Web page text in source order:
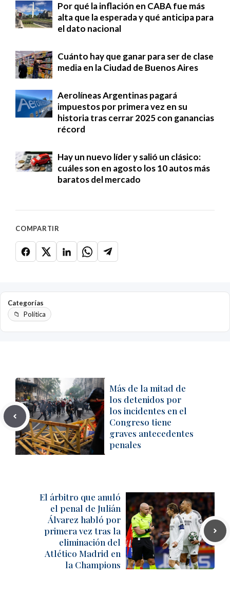
Por qué la inflación en CABA fue más
alta que la esperada y qué anticipa para
el dato nacional
Cuánto hay que ganar para ser de clase
media en la Ciudad de Buenos Aires
Aerolíneas Argentinas pagará
impuestos por primera vez en su
historia tras cerrar 2025 con ganancias
récord
Hay un nuevo líder y salió un clásico:
cuáles son en agosto los 10 autos más
baratos del mercado
COMPARTIR
Categorías
Política
Más de la mitad de
los detenidos por
los incidentes en el
Congreso tiene
graves antecedentes
penales
El árbitro que anuló
el penal de Julián
Álvarez habló por
primera vez tras la
eliminación del
Atlético Madrid en
la Champions